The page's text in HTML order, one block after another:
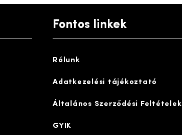
Fontos linkek
Rólunk
Adatkezelési tájékoztató
Általános Szerződési Feltételek
GYIK